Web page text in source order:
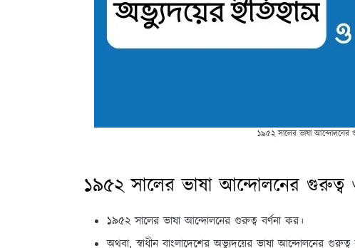
১৯৫২ সালের ভাষা আন্দোলনের
১৯৫২ সালের ভাষা আন্দোলনের গুরুত্ব
১৯৫২ সালের ভাষা আন্দোলনের গুরুত্ব বর্ণনা কর।
অথবা, স্বাধীন বাংলাদেশের অভ্যুদয়ের ভাষা আন্দোলনের